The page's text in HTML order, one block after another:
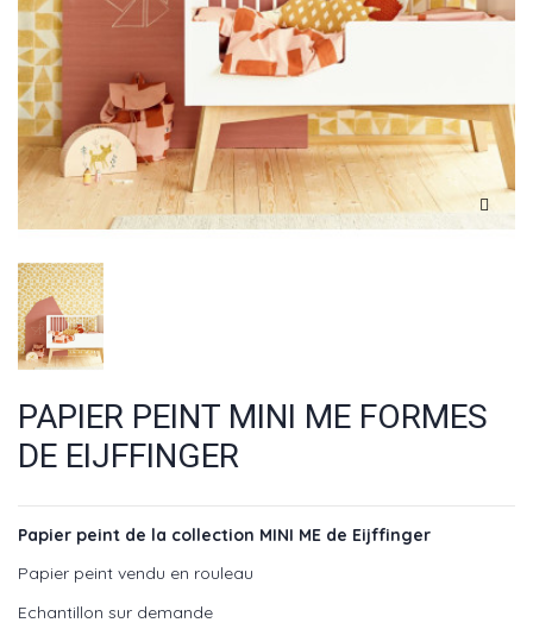
PAPIER PEINT MINI ME FORMES
DE EIJFFINGER
Papier peint de la collection MINI ME de Eijffinger
Papier peint vendu en rouleau
Echantillon sur demande